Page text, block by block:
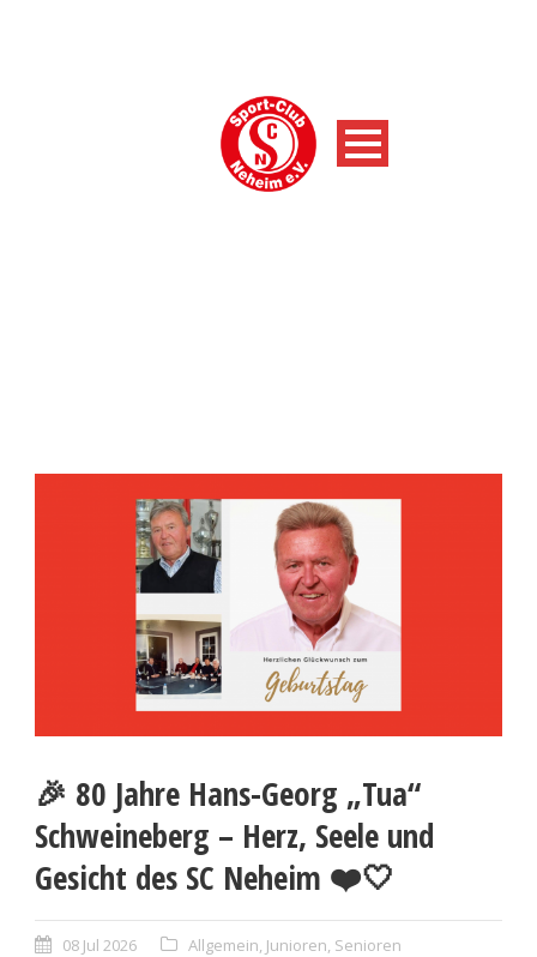
🎉 80 Jahre Hans-Georg „Tua“
Schweineberg – Herz, Seele und
Gesicht des SC Neheim ❤️🤍
08 Jul 2026 Allgemein, Junioren, Senioren